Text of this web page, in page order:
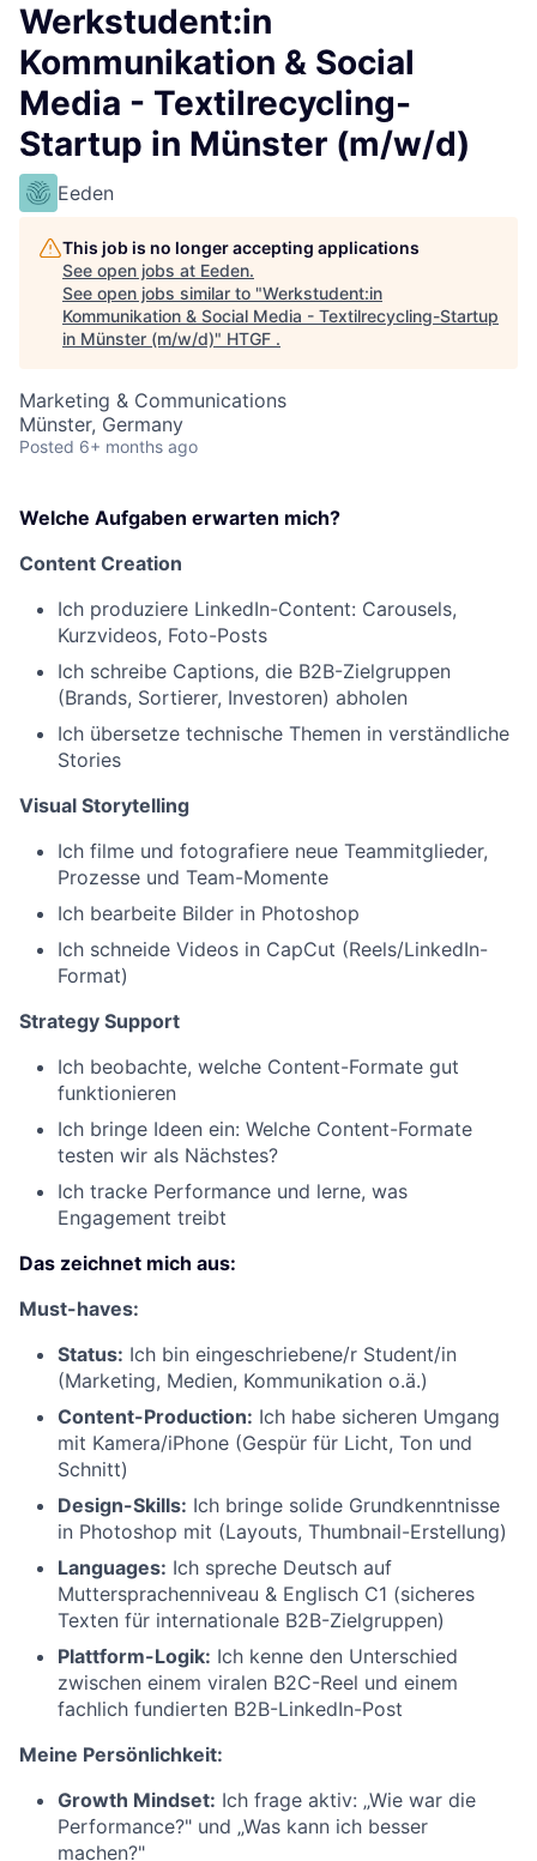
Werkstudent:in
Kommunikation & Social
Media - Textilrecycling-
Startup in Münster (m/w/d)
Eeden
This job is no longer accepting applications
See open jobs at Eeden.
See open jobs similar to "Werkstudent:in
Kommunikation & Social Media - Textilrecycling-Startup
in Münster (m/w/d)" HTGF .
Marketing & Communications
Münster, Germany
Posted 6+ months ago
Welche Aufgaben erwarten mich?
Content Creation
Ich produziere LinkedIn-Content: Carousels,
Kurzvideos, Foto-Posts
Ich schreibe Captions, die B2B-Zielgruppen
(Brands, Sortierer, Investoren) abholen
Ich übersetze technische Themen in verständliche
Stories
Visual Storytelling
Ich filme und fotografiere neue Teammitglieder,
Prozesse und Team-Momente
Ich bearbeite Bilder in Photoshop
Ich schneide Videos in CapCut (Reels/LinkedIn-
Format)
Strategy Support
Ich beobachte, welche Content-Formate gut
funktionieren
Ich bringe Ideen ein: Welche Content-Formate
testen wir als Nächstes?
Ich tracke Performance und lerne, was
Engagement treibt
Das zeichnet mich aus:
Must-haves:
Status: Ich bin eingeschriebene/r Student/in
(Marketing, Medien, Kommunikation o.ä.)
Content-Production: Ich habe sicheren Umgang
mit Kamera/iPhone (Gespür für Licht, Ton und
Schnitt)
Design-Skills: Ich bringe solide Grundkenntnisse
in Photoshop mit (Layouts, Thumbnail-Erstellung)
Languages: Ich spreche Deutsch auf
Muttersprachenniveau & Englisch C1 (sicheres
Texten für internationale B2B-Zielgruppen)
Plattform-Logik: Ich kenne den Unterschied
zwischen einem viralen B2C-Reel und einem
fachlich fundierten B2B-LinkedIn-Post
Meine Persönlichkeit:
Growth Mindset: Ich frage aktiv: „Wie war die
Performance?" und „Was kann ich besser
machen?"